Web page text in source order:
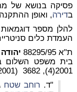
פסיקה בנושא של
בדירה, ואופן
להלן מספר
העמדת כלים
ת"א 88295/95
בית משפט השלום
2001(4), 3682 (2001).
"ד. רוחב שטח